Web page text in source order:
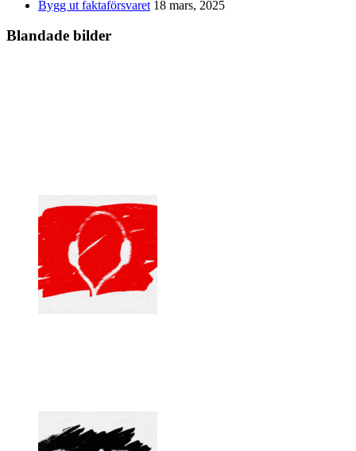
Bygg ut faktaförsvaret 18 mars, 2025
Blandade bilder